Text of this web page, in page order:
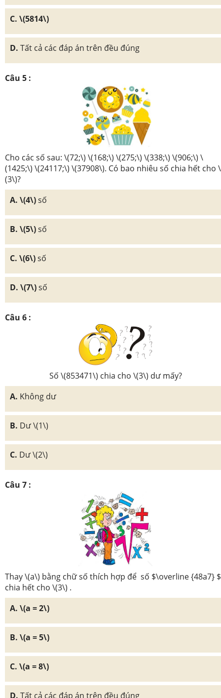
C. \(5814\)
D. Tất cả các đáp án trên đều đúng
Câu 5 :
Cho các số sau: \(72;\) \(168;\) \(275;\) \(338;\) \(906;\) \
(1425;\) \(24117;\) \(37908\). Có bao nhiêu số chia hết cho \
(3\)?
A. \(4\)số
B. \(5\)số
C. \(6\)số
D. \(7\)số
Câu 6 :
Số \(853471\) chia cho \(3\) dư mấy?
A. Không dư
B. Dư \(1\)
C. Dư \(2\)
Câu 7 :
Thay \(a\) bằng chữ số thích hợp để số $\overline {48a7} $
chia hết cho \(3\) .
A. \(a = 2\)
B. \(a = 5\)
C. \(a = 8\)
D. Tất cả các đáp án trên đều đúng